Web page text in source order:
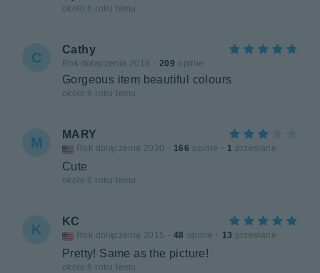
około 6 roku temu
C
Cathy
Rok dołączenia 2018 · 209 opinie
Gorgeous item beautiful colours
około 6 roku temu
M
MARY
Rok dołączenia 2020 · 166 opinie · 1 przesłane
Cute
około 6 roku temu
K
KC
Rok dołączenia 2015 · 48 opinie · 13 przesłane
Pretty! Same as the picture!
około 6 roku temu